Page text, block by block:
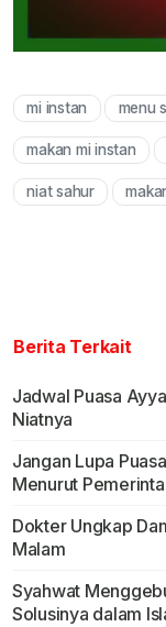
mi instan menu
makan mi instan
niat sahur
Berita Terkait
Jadwal Puasa
Niatnya
Jangan Lupa
Menurut
Dokter Ungkap
Malam
Syahwat
Solusinya dalam